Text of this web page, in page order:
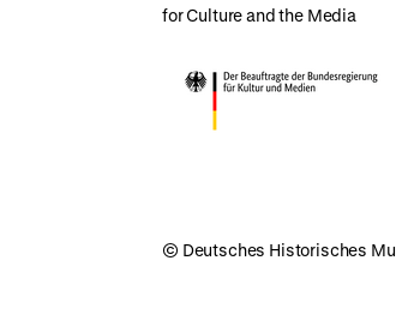
for Culture and the Media
© Deutsches Historisches